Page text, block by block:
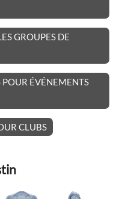
GROUPES DE
ÉVÉNEMENTS
CLUBS